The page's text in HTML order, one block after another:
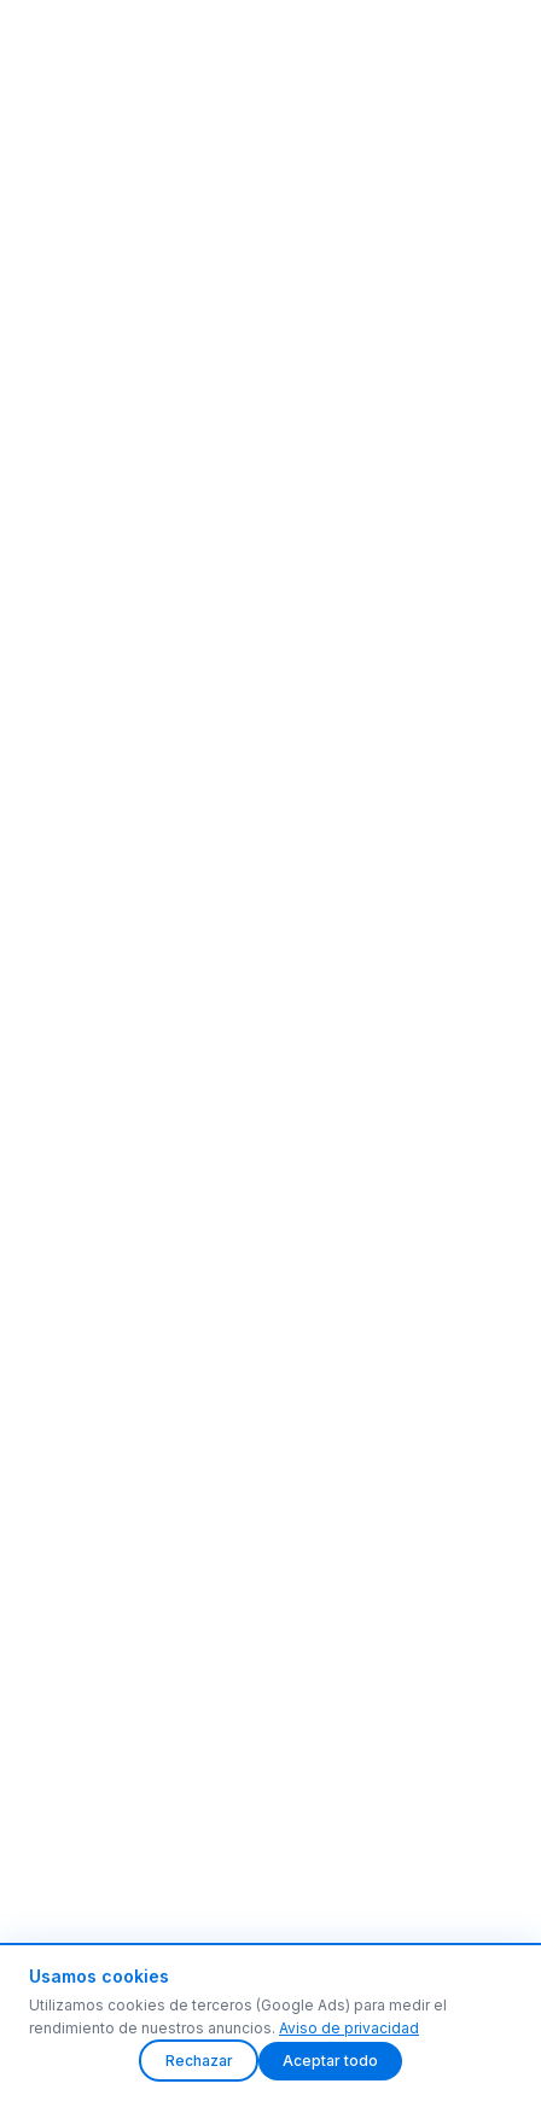
Usamos cookies
Utilizamos cookies de terceros (Google Ads) para medir el
rendimiento de nuestros anuncios. Aviso de privacidad
Rechazar
Aceptar todo